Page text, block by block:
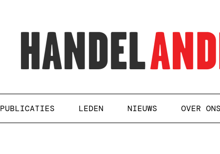
PUBLICATIES LEDEN NIEUWS OVER ONS